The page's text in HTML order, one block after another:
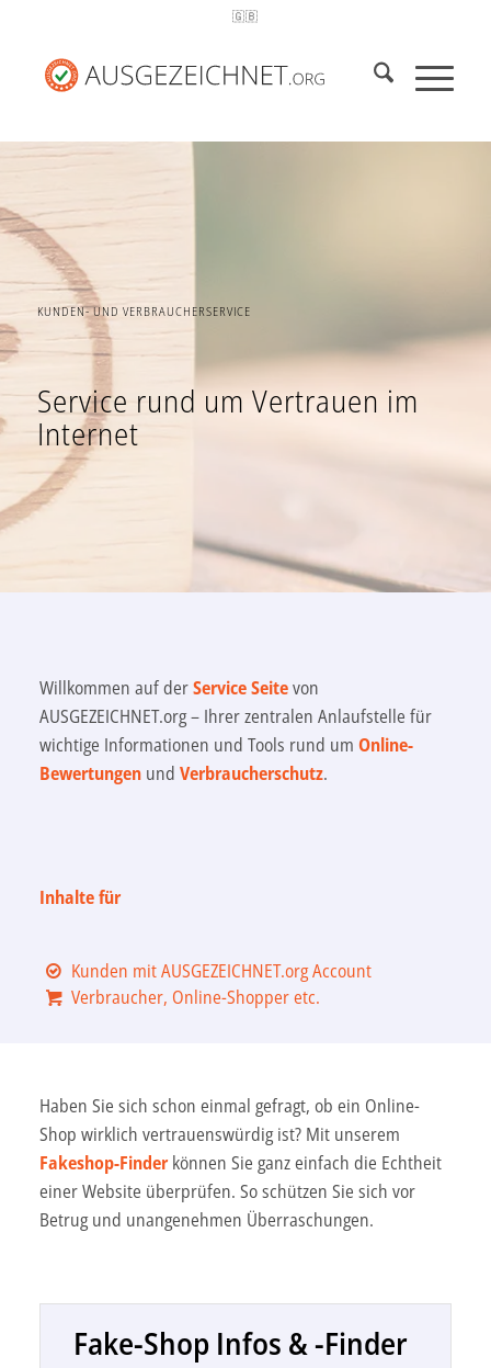
🇬🇧
KUNDEN- UND VERBRAUCHERSERVICE
Service rund um Vertrauen im
Internet
Willkommen auf derService Seitevon
AUSGEZEICHNET.org – Ihrer zentralen Anlaufstelle für
wichtige Informationen und Tools rund um Online-
Bewertungenund Verbraucherschutz.
Inhalte für
Kunden mit AUSGEZEICHNET.org Account
Verbraucher, Online-Shopper etc.
Haben Sie sich schon einmal gefragt, ob ein Online-
Shop wirklich vertrauenswürdig ist? Mit unserem
Fakeshop-Finderkönnen Sie ganz einfach die Echtheit
einer Website überprüfen. So schützen Sie sich vor
Betrug und unangenehmen Überraschungen.
Fake-Shop Infos & -Finder